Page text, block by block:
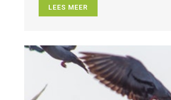
LEES MEER